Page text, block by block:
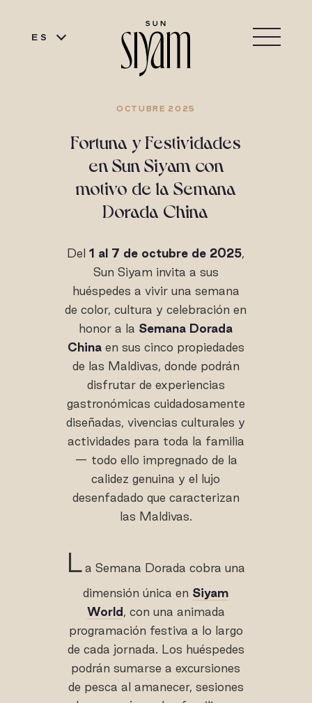
ES
OCTUBRE 2025
Fortuna y Festividades
en Sun Siyam con
motivo de la Semana
Dorada China
Del1 al 7 de octubre de 2025,
Sun Siyam invita a sus
huéspedes a vivir una semana
de color, cultura y celebración en
honor a la Semana Dorada
Chinaen sus cinco propiedades
de las Maldivas, donde podrán
disfrutar de experiencias
gastronómicas cuidadosamente
diseñadas, vivencias culturales y
actividades para toda la familia
— todo ello impregnado de la
calidez genuina y el lujo
desenfadado que caracterizan
las Maldivas.
L a Semana Dorada cobra una
dimensión única en Siyam
World, con una animada
programación festiva a lo largo
de cada jornada. Los huéspedes
podrán sumarse a excursiones
de pesca al amanecer, sesiones